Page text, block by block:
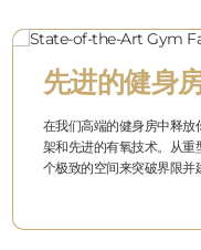
您的
走进终极CrossFit体验：宽
间，旨在让您保持最佳状态
能量。淋浴和更衣室？我们